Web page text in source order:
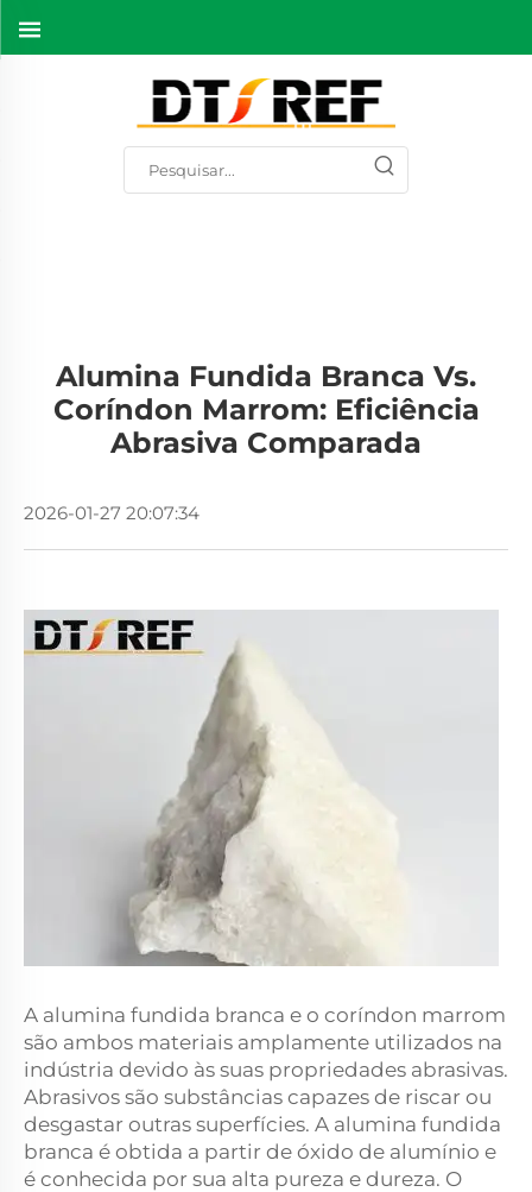
Alumina Fundida Branca Vs.
Coríndon Marrom: Eficiência
Abrasiva Comparada
2026-01-27 20:07:34
A alumina fundida branca e o coríndon marrom
são ambos materiais amplamente utilizados na
indústria devido às suas propriedades abrasivas.
Abrasivos são substâncias capazes de riscar ou
desgastar outras superfícies. A alumina fundida
branca é obtida a partir de óxido de alumínio e
é conhecida por sua alta pureza e dureza. O